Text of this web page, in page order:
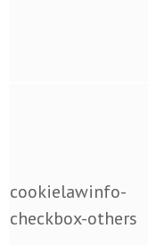
cookielawinfo-
checkbox-others